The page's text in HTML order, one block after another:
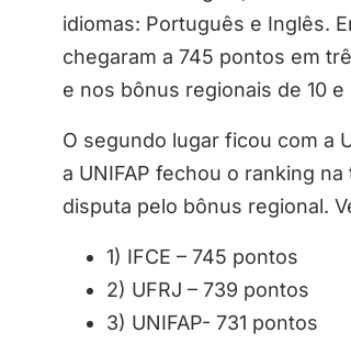
idiomas: Português e Inglês.
chegaram a 745 pontos em
e nos bônus regionais de 10 e
O segundo lugar ficou com a
a UNIFAP fechou o ranking
disputa pelo bônus regional.
1) IFCE – 745 pontos
2) UFRJ – 739 pontos
3) UNIFAP- 731 pontos